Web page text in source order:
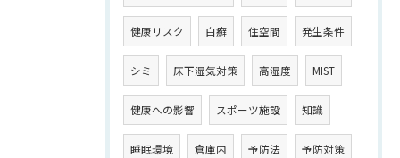
健康リスク 白癬 住空間 発生条件
シミ 床下湿気対策 高湿度 MIST
健康への影響 スポーツ施設 知識
睡眠環境 倉庫内 予防法 予防対策